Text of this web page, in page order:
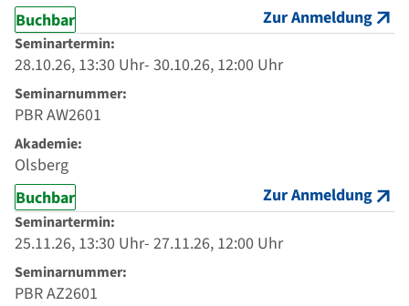
Buchbar
Zur Anmeldung
Seminartermin:
28.10.26, 13:30 Uhr- 30.10.26, 12:00 Uhr
Seminarnummer:
PBR AW2601
Akademie:
Olsberg
Buchbar
Zur Anmeldung
Seminartermin:
25.11.26, 13:30 Uhr- 27.11.26, 12:00 Uhr
Seminarnummer:
PBR AZ2601